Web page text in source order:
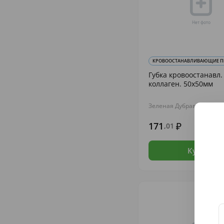
КРОВООСТАНАВЛИВАЮЩИЕ
Губка кровоостанавл.
коллаген. 50х50мм
Зеленая Дубрава
171 ,01
Купить